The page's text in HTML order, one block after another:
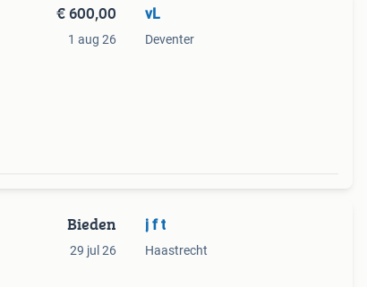
€ 600,00
1 aug 26
vL
Deventer
Bieden
29 jul 26
j f t
Haastrecht